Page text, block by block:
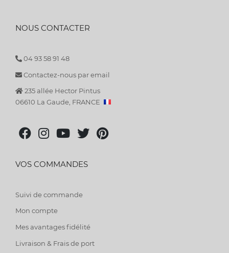
NOUS CONTACTER
04 93 58 91 48
Contactez-nous par email
235 allée Hector Pintus
06610 La Gaude, FRANCE
VOS COMMANDES
Suivi de commande
Mon compte
Mes avantages fidélité
Livraison & Frais de port